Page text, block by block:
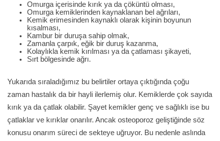
Omurga içerisinde kırık ya da çöküntü olması,
Omurga kemiklerinden kaynaklanan bel ağrıları,
Kemik erimesinden kaynaklı olarak kişinin boyunun
kısalması,
Kambur bir duruşa sahip olmak,
Zamanla çarpık, eğik bir duruş kazanma,
Kolaylıkla kemik kırılması ya da çatlaması şikayeti,
Sırt bölgesinde ağrı.
Yukarıda sıraladığımız bu belirtiler ortaya çıktığında çoğu
zaman hastalık da bir hayli ilerlemiş olur. Kemiklerde çok sayıda
kırık ya da çatlak olabilir. Şayet kemikler genç ve sağlıklı ise bu
çatlaklar ve kırıklar onarılır. Ancak osteoporoz geliştiğinde söz
konusu onarım süreci de sekteye uğruyor. Bu nedenle aslında